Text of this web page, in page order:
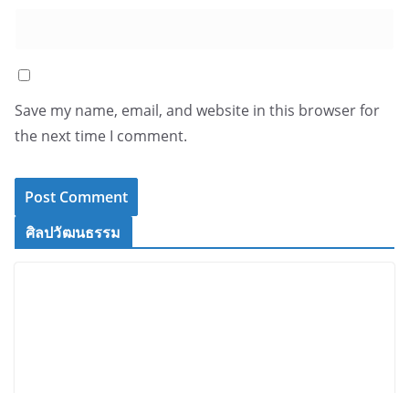
Save my name, email, and website in this browser for
the next time I comment.
ศิลปวัฒนธรรม